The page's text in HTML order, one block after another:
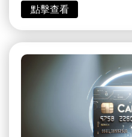
點擊查看